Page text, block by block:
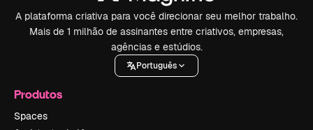
A plataforma criativa para você direcionar seu melhor trabalho.
Mais de 1 milhão de assinantes entre criativos, empresas,
agências e estúdios.
Português
Produtos
Spaces